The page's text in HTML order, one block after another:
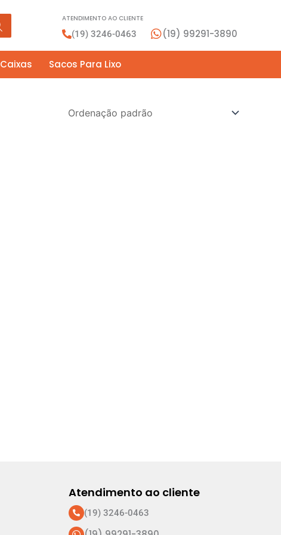
ATENDIMENTO AO CLIENTE
(19) 3246-0463 (19) 99291-3890
Caixas Sacos Para Lixo
Atendimento ao cliente
(19) 3246-0463